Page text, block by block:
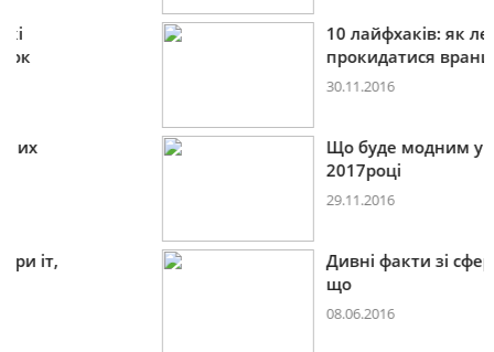
10 лайфхаків: як легко
прокидатися вранці
Що буде модним у
Дивні факти зі сфери іт,